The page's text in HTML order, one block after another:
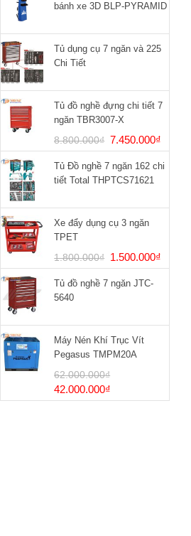
38.000.000₫.
là:
bánh xe 3D BLP-PYRAMID
Tủ dụng cụ 7 ngăn và 225
Chi Tiết
Tủ đồ nghề đựng chi tiết 7
ngăn TBR3007-X
8.800.000₫ Giá
gốc
là:
8.800.000₫.
7.450.000₫
hiện
tại
Tủ Đồ nghề 7 ngăn 162 chi
tiết Total THPTCS71621
Xe đẩy dụng cụ 3 ngăn
TPET
1.800.000₫ Giá
gốc
là:
1.500.000₫
hiện
Tủ đồ nghề 7 ngăn JTC-
5640
Máy Nén Khí Trục Vít
Pegasus TMPM20A
62.000.000₫
Giá
gốc
42.000.000₫
hiện